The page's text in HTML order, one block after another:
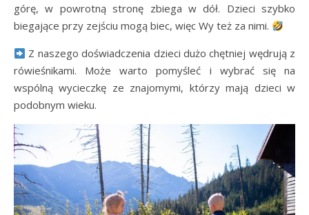
górę, w powrotną stronę zbiega w dół. Dzieci szybko
biegające przy zejściu mogą biec, więc Wy też za nimi.
Z naszego doświadczenia dzieci dużo chętniej wędrują z
rówieśnikami. Może warto pomyśleć i wybrać się na
wspólną wycieczkę ze znajomymi, którzy mają dzieci w
podobnym wieku.